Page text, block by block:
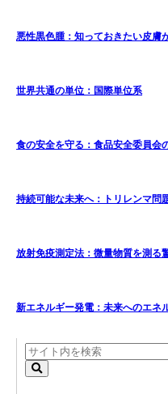
悪性黒色腫：知っておきたい皮膚
世界共通の単位：国際単位系
食の安全を守る：食品安全委員会
持続可能な未来へ：トリレンマ問
放射免疫測定法：微量物質を測る
新エネルギー発電：未来へのエネ